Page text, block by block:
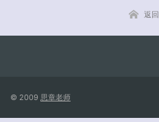
返
© 2009 思章老师